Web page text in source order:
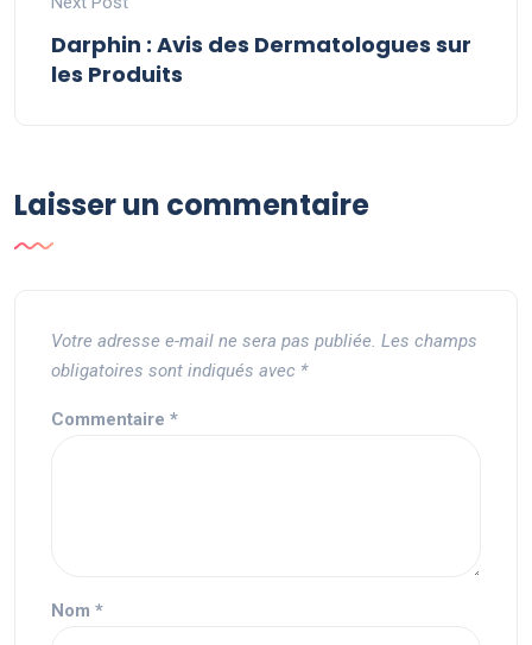
Darphin : Avis des Dermatologues sur
les Produits
Laisser un commentaire
Votre adresse e-mail ne sera pas publiée. Les champs
obligatoires sont indiqués avec *
Commentaire *
Nom *